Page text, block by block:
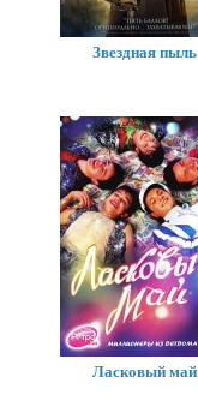
Звездная пыль
Ласковый май